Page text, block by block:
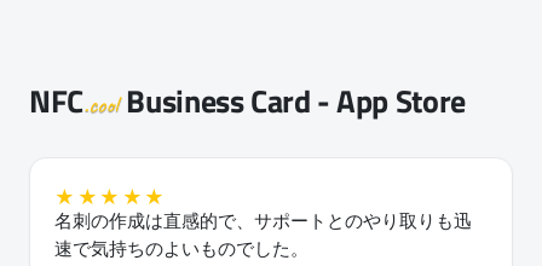
NFC.coolBusiness Card - App Store
★★★★★
名刺の作成は直感的で、サポートとのやり取りも迅
速で気持ちのよいものでした。